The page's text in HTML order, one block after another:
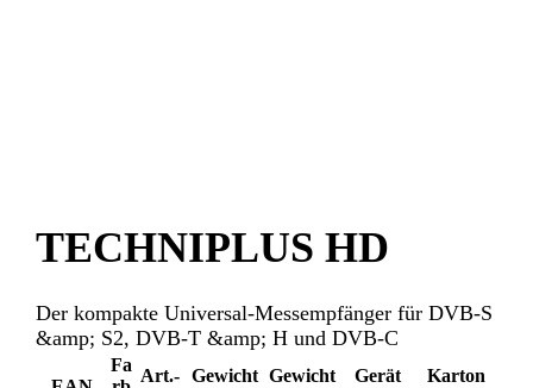
TECHNIPLUS HD
Der kompakte Universal-Messempfänger für DVB-S
&amp; S2, DVB-T &amp; H und DVB-C
Fa
Art.- Gewicht Gewicht
Gerät
Karton